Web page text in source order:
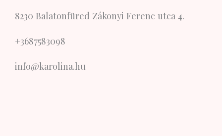
8230 Balatonfüred Zákonyi Ferenc utca 4.
+3687583098
info@karolina.hu